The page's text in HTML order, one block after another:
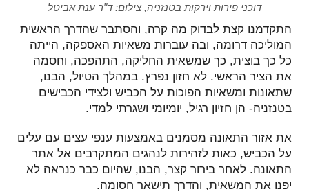
דוכני פירות וירקות בטנזניה, צילום: ד"ר ענת אביטל
התקדמנו קצת לבדוק מה קרה, והסתבר שהדרך הראשית
המוליכה דרומה, ובה עוברות משאיות האספקה, הייתה
כל כך בוצית, כך שמשאית החליקה, התהפכה, וחסמה
את הציר הראשי. לא חזון נפרץ. במהלך הטיול, הבנו,
שתאונות ומשאיות הפוכות על הכביש ולצידי הכבישים
בטנזניה- הן חזיון רגיל, יומיומי ושגרתי למדי.
את אזור התאונה מסמנים באמצעות ענפי עצים עם עלים
על הכביש, כאות לזהירות לנהגים המתקרבים אל אתר
התאונה. לאחר בירור קצר, הבנו, שהיום כבר כנראה לא
יפנו את המשאית, והדרך תישאר חסומה.